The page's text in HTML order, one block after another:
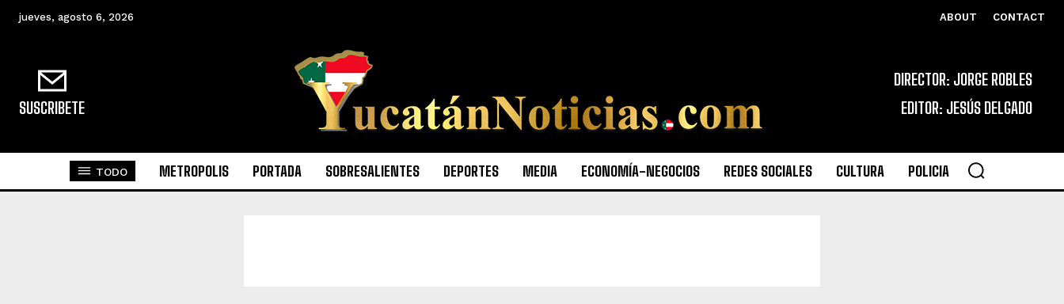
jueves, agosto 6, 2026 ABOUT CONTACT
SUSCRIBETE
DIRECTOR: JORGE ROBLES
EDITOR: JESÚS DELGADO
TODO METROPOLIS PORTADA SOBRESALIENTES DEPORTES MEDIA ECONOMÍA-NEGOCIOS REDES SOCIALES CULTURA POLICIA